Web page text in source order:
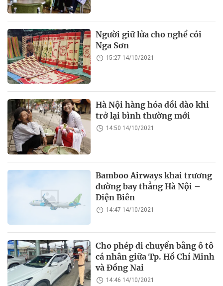
Người giữ lửa cho nghề cói
Nga Sơn
15:27 14/10/2021
Hà Nội hàng hóa dồi dào khi
trở lại bình thường mới
14:50 14/10/2021
Bamboo Airways khai trương
đường bay thẳng Hà Nội –
Điện Biên
14:47 14/10/2021
Cho phép di chuyển bằng ô tô
cá nhân giữa Tp. Hồ Chí Minh
và Đồng Nai
14:46 14/10/2021